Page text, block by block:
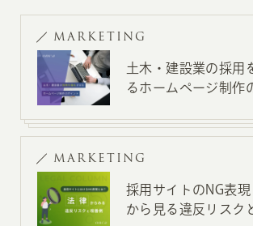
MARKETING
土木・建設業の採用
るホームページ制作
MARKETING
採用サイトのNG表
から見る違反リスク